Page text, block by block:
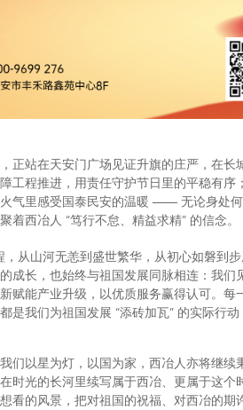
正站在天安门广场见证升旗的庄严，在
工程推进，用责任守护节日里的平稳有
气里感受国泰民安的温暖 —— 无论身处
着西冶人 “笃行不怠、精益求精” 的信念。
从山河无恙到盛世繁华，从初心如磐到
成长，也始终与祖国发展同脉相连：我
赋能产业升级，以优质服务赢得认可。
是我们为祖国发展 “添砖加瓦” 的实际行
们以星为灯，以国为家，西冶人亦将继
时光的长河里续写属于西冶、更属于这
看的风景，把对祖国的祝福、对西冶的期